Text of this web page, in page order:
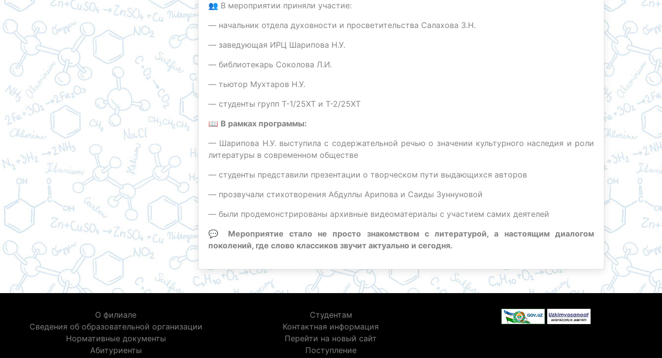
👥 В мероприятии приняли участие:
— начальник отдела духовности и просветительства Салахова З.Н.
— заведующая ИРЦ Шарипова Н.У.
— библиотекарь Соколова Л.И.
— тьютор Мухтаров Н.У.
— студенты групп Т-1/25ХТ и Т-2/25ХТ
📖 В рамках программы:
— Шарипова Н.У. выступила с содержательной речью о значении культурного наследия и роли
литературы в современном обществе
— студенты представили презентации о творческом пути выдающихся авторов
— прозвучали стихотворения Абдуллы Арипова и Саиды Зуннуновой
— были продемонстрированы архивные видеоматериалы с участием самих деятелей
💬 Мероприятие стало не просто знакомством с литературой, а настоящим диалогом
поколений, где слово классиков звучит актуально и сегодня.
О филиале
Сведения об образовательной организации
Нормативные документы
Абитуриенты
Студентам
Контактная информация
Перейти на новый сайт
Поступление